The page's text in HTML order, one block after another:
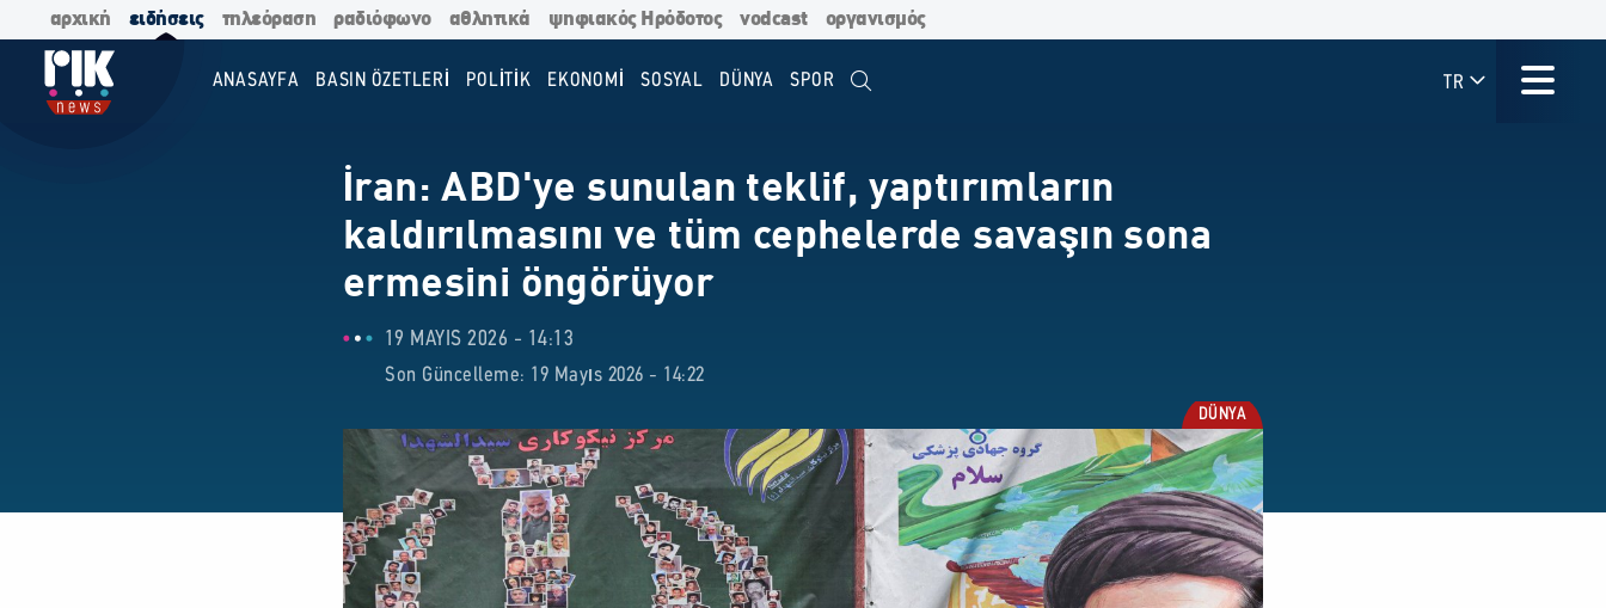
αρχική ειδήσεις τηλεόραση ραδιόφωνο αθλητικά ψηφιακός Ηρόδοτος vodcast οργανισμός
ANASAYFA BASIN ÖZETLERİ POLİTİK EKONOMİ SOSYAL DÜNYA SPOR TR
İran: ABD'ye sunulan teklif, yaptırımların
kaldırılmasını ve tüm cephelerde savaşın sona
ermesini öngörüyor
19 MAYIS 2026 - 14:13
Son Güncelleme: 19 Mayıs 2026 - 14:22
DÜNYA